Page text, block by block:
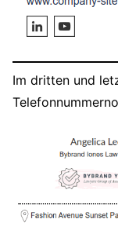
Im dritten und